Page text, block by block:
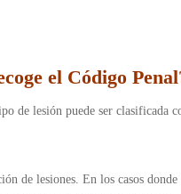
el Código Penal
de lesión puede ser
de lesiones. En los casos